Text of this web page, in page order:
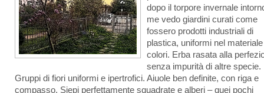
dopo il torpore invernale
me vedo giardini curati come
fossero prodotti industriali di
plastica, uniformi nel
colori. Erba rasata alla
senza impurità di altre specie.
Gruppi di fiori uniformi e ipertrofici. Aiuole ben definite, con riga e
compasso. Siepi perfettamente squadrate e alberi – quei pochi